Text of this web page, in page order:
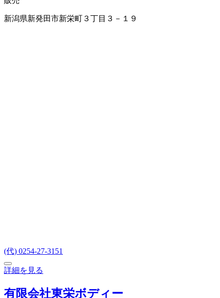
新潟県新発田市新栄町３丁目３－１９
(代) 0254-27-3151
詳細を見る
有限会社東栄ボディー